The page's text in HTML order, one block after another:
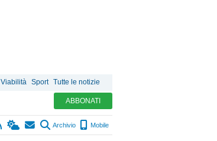
Viabilità Sport Tutte le notizie
ABBONATI
Archivio Mobile